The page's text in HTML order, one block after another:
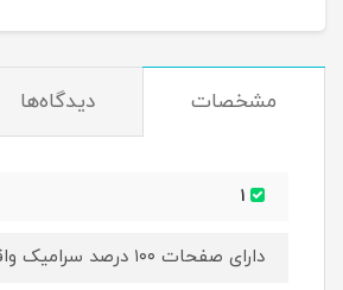
مشخصات دیدگاه‌ها
دارای صفحات ۱۰۰ درصد سرامیک واقعی